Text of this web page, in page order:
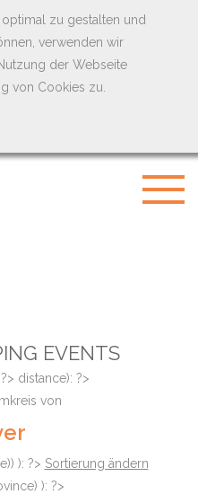
zu gestalten und
verwenden wir
der Webseite
von Cookies zu.
EVENTS
distance): ?>
von
): ?> Sortierung ändern
): ?>